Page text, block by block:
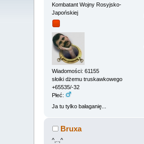
Kombatant Wojny Rosyjsko-
Japońskiej
Wiadomości: 61155
słoiki dżemu truskawkowego
+65535/-32
Płeć:
Ja tu tylko bałaganię...
Bruxa
^,..,^